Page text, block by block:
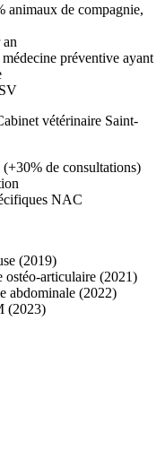
animaux de compagnie,
préventive ayant
vétérinaire Saint-
de consultations)
NAC
(2019)
ostéo-articulaire (2021)
abdominale (2022)
(2023)